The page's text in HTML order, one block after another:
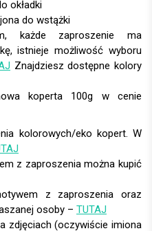
okładki
do wstążki
każde zaproszenie ma
istnieje możliwość wyboru
Znajdziesz dostępne kolory
kolorowych/eko kopert. W
z zaproszenia można kupić
z zaproszenia oraz
osoby – TUTAJ
zdjęciach (oczywiście imiona